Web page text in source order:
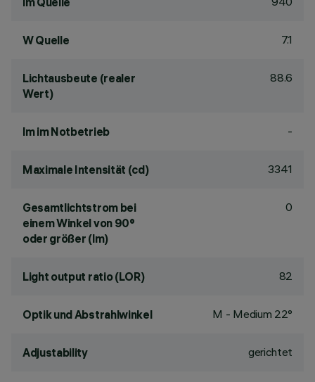
W Quelle 7.1
Lichtausbeute (realer
Wert)
88.6
lm im Notbetrieb -
Maximale Intensität (cd) 3341
Gesamtlichtstrom bei
einem Winkel von 90°
oder größer (lm)
0
Light output ratio (LOR) 82
Optik und Abstrahlwinkel M - Medium 22°
Adjustability gerichtet